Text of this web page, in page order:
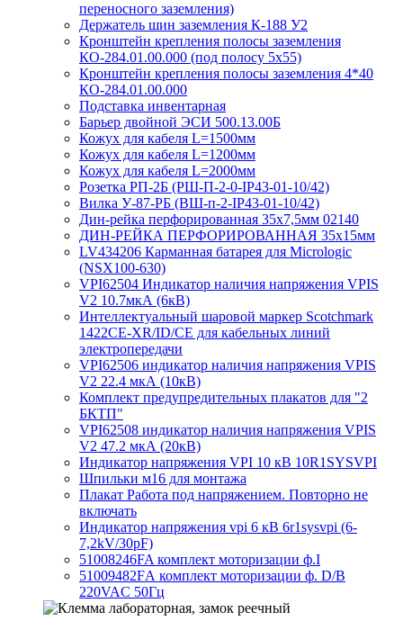
переносного заземления)
Держатель шин заземления К-188 У2
Кронштейн крепления полосы заземления
КО-284.01.00.000 (под полосу 5х55)
Кронштейн крепления полосы заземления 4*40
КО-284.01.00.000
Подставка инвентарная
Барьер двойной ЭСИ 500.13.00Б
Кожух для кабеля L=1500мм
Кожух для кабеля L=1200мм
Кожух для кабеля L=2000мм
Розетка РП-2Б (РШ-П-2-0-IР43-01-10/42)
Вилка У-87-РБ (ВШ-п-2-IP43-01-10/42)
Дин-рейка перфорированная 35х7,5мм 02140
ДИН-РЕЙКА ПЕРФОРИРОВАННАЯ 35х15мм
LV434206 Карманная батарея для Micrologic
(NSX100-630)
VPI62504 Индикатор наличия напряжения VPIS
V2 10.7мкА (6кВ)
Интеллектуальный шаровой маркер Scotchmark
1422CE-XR/ID/CE для кабельных линий
электропередачи
VPI62506 индикатор наличия напряжения VPIS
V2 22.4 мкА (10кВ)
Комплект предупредительных плакатов для "2
БКТП"
VPI62508 индикатор наличия напряжения VPIS
V2 47.2 мкА (20кВ)
Индикатор напряжения VPI 10 кВ 10R1SYSVPI
Шпильки м16 для монтажа
Плакат Работа под напряжением. Повторно не
включать
Индикатор напряжения vpi 6 кВ 6r1sysvpi (6-
7,2kV/30pF)
51008246FA комплект моторизации ф.I
51009482FА комплект моторизации ф. D/B
220VAC 50Гц